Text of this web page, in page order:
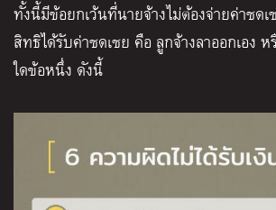
ทั้งนี้มีข้อยกเว้นที่นายจ้างไม่ต้องจ่ายค่าชดเ
สิทธิได้รับค่าชดเชย คือ ลูกจ้างลาออกเอง
ใดข้อหนึ่ง ดังนี้